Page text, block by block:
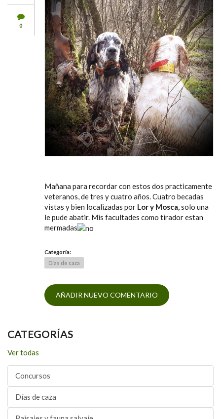
0
Mañana para recordar con estos dos practicamente
veteranos, de tres y cuatro años. Cuatro becadas
vistas y bien localizadas por Lor y Mosca, solo una
le pude abatir. Mis facultades como tirador estan
mermadas
Categoría:
Días de caza
AÑADIR NUEVO COMENTARIO
CATEGORÍAS
Ver todas
Concursos
Días de caza